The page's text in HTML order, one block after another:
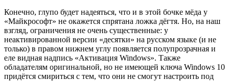
Конечно, глупо будет надеяться, что и в этой бочке мёда у
«Майкрософт» не окажется спрятана ложка дёгтя. Но, на наш
взгляд, ограничения не очень существенные: у
неактивированной версии «десятки» на русском языке (и не
только) в правом нижнем углу появляется полупрозрачная и
еле видная надпись «Активация Windows». Также
обладателям оригинальной, но не имеющей ключа Windows 10
придётся смириться с тем, что они не смогут настроить под